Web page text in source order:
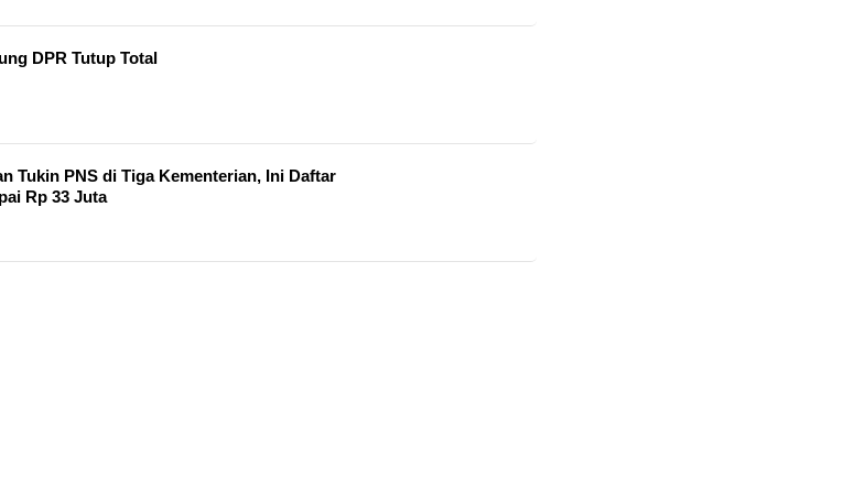
DPR Tutup Total
Tukin PNS di Tiga Kementerian, Ini Daftar
Rp 33 Juta